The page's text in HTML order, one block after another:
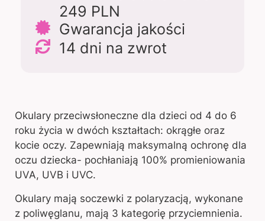
249 PLN
Gwarancja jakości
14 dni na zwrot
Okulary przeciwsłoneczne dla dzieci od 4 do 6
roku życia w dwóch kształtach: okrągłe oraz
kocie oczy. Zapewniają maksymalną ochronę dla
oczu dziecka- pochłaniają 100% promieniowania
UVA, UVB i UVC.
Okulary mają soczewki z polaryzacją, wykonane
z poliwęglanu, mają 3 kategorię przyciemnienia.